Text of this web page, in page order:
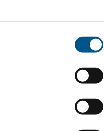
eller almindelig